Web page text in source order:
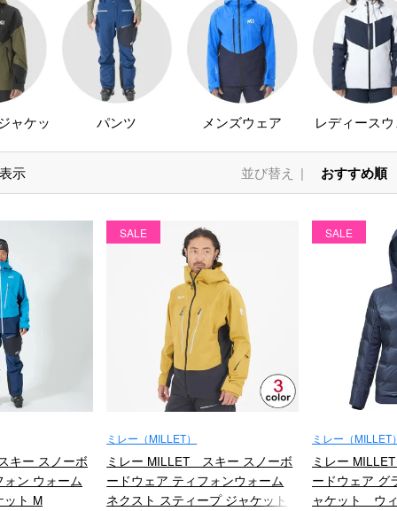
ャケッ パンツ メンズウェア レディース
並び替え おすすめ順
示
キー スノーボ
ン ウォーム
ット M
SALE
ミレー（MILLET）
ミレー MILLET スキー スノーボ
ードウェア ティフォンウォーム
ネクスト スティープ ジャケット
SALE
ミレー（MILLET
ミレー
ードウェア グ
ャケット ウ